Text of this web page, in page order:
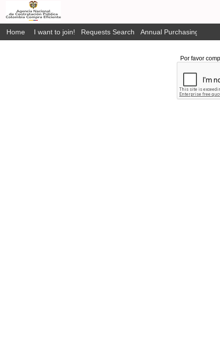
Home I want to join! Requests Search Annual Purchasing Plan
Por favor